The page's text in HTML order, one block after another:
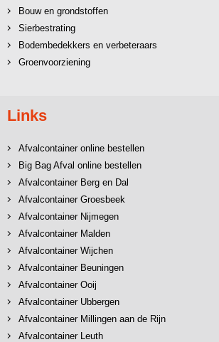
Bouw en grondstoffen
Sierbestrating
Bodembedekkers en verbeteraars
Groenvoorziening
Links
Afvalcontainer online bestellen
Big Bag Afval online bestellen
Afvalcontainer Berg en Dal
Afvalcontainer Groesbeek
Afvalcontainer Nijmegen
Afvalcontainer Malden
Afvalcontainer Wijchen
Afvalcontainer Beuningen
Afvalcontainer Ooij
Afvalcontainer Ubbergen
Afvalcontainer Millingen aan de Rijn
Afvalcontainer Leuth